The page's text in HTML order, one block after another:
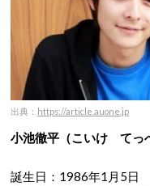
出典： https://article.auone.jp
小池徹平（こいけ てっ
誕生日：1986年1月5日